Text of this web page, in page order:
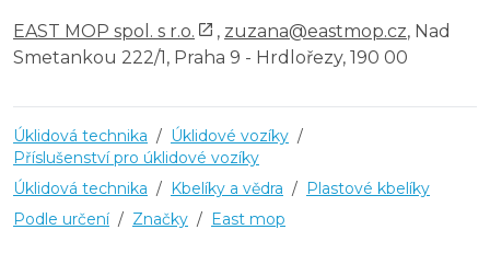
EAST MOP spol. s r.o. , zuzana@eastmop.cz, Nad
Smetankou 222/1, Praha 9 - Hrdlořezy, 190 00
Úklidová technika / Úklidové vozíky /
Příslušenství pro úklidové vozíky
Úklidová technika / Kbelíky a vědra / Plastové kbelíky
Podle určení / Značky / East mop